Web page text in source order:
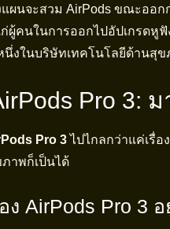
ผนจะสวม AirPods ขณะออก
ผู้คนในการออกไปอัปเกรดหู
นึ่งในบริษัทเทคโนโลยีด้านสุ
Pro 3:
Pro 3ไปไกลกว่าแค่เรื่อ
าพก็เป็นได้
AirPods Pro 3